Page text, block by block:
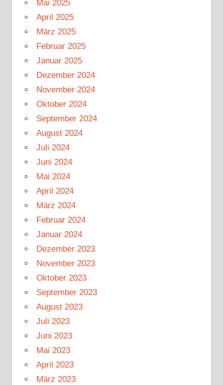
Mai 2025
April 2025
März 2025
Februar 2025
Januar 2025
Dezember 2024
November 2024
Oktober 2024
September 2024
August 2024
Juli 2024
Juni 2024
Mai 2024
April 2024
März 2024
Februar 2024
Januar 2024
Dezember 2023
November 2023
Oktober 2023
September 2023
August 2023
Juli 2023
Juni 2023
Mai 2023
April 2023
März 2023